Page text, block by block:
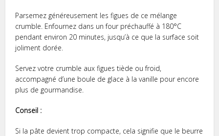
Parsemez généreusement les figues de ce mélange
crumble. Enfournez dans un four préchauffé à 180°C
pendant environ 20 minutes, jusqu’à ce que la surface soit
joliment dorée.
Servez votre crumble aux figues tiède ou froid,
accompagné d’une boule de glace à la vanille pour encore
plus de gourmandise.
Conseil :
Si la pâte devient trop compacte, cela signifie que le beurre